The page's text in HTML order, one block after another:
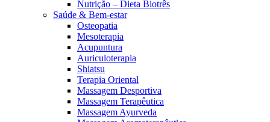
Nutrição – Dieta Biotrês
Saúde & Bem-estar
Osteopatia
Mesoterapia
Acupuntura
Auriculoterapia
Shiatsu
Terapia Oriental
Massagem Desportiva
Massagem Terapêutica
Massagem Ayurveda